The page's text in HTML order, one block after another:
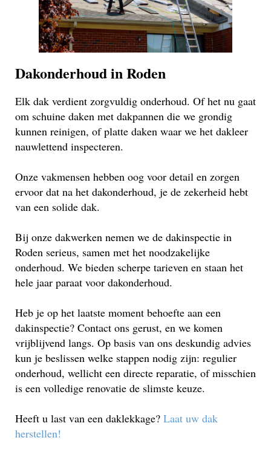
Dakonderhoud in Roden
Elk dak verdient zorgvuldig onderhoud. Of het nu gaat
om schuine daken met dakpannen die we grondig
kunnen reinigen, of platte daken waar we het dakleer
nauwlettend inspecteren.
Onze vakmensen hebben oog voor detail en zorgen
ervoor dat na het dakonderhoud, je de zekerheid hebt
van een solide dak.
Bij onze dakwerken nemen we de dakinspectie in
Roden serieus, samen met het noodzakelijke
onderhoud. We bieden scherpe tarieven en staan het
hele jaar paraat voor dakonderhoud.
Heb je op het laatste moment behoefte aan een
dakinspectie? Contact ons gerust, en we komen
vrijblijvend langs. Op basis van ons deskundig advies
kun je beslissen welke stappen nodig zijn: regulier
onderhoud, wellicht een directe reparatie, of misschien
is een volledige renovatie de slimste keuze.
Heeft u last van een daklekkage? Laat uw dak
herstellen!